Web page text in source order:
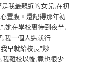
我最親近的女兒,在初
置腹。還記得那年初
她在學校裏待到夜半,
我一個人造就行
早就給校長"炒
離校以後,竟也很少